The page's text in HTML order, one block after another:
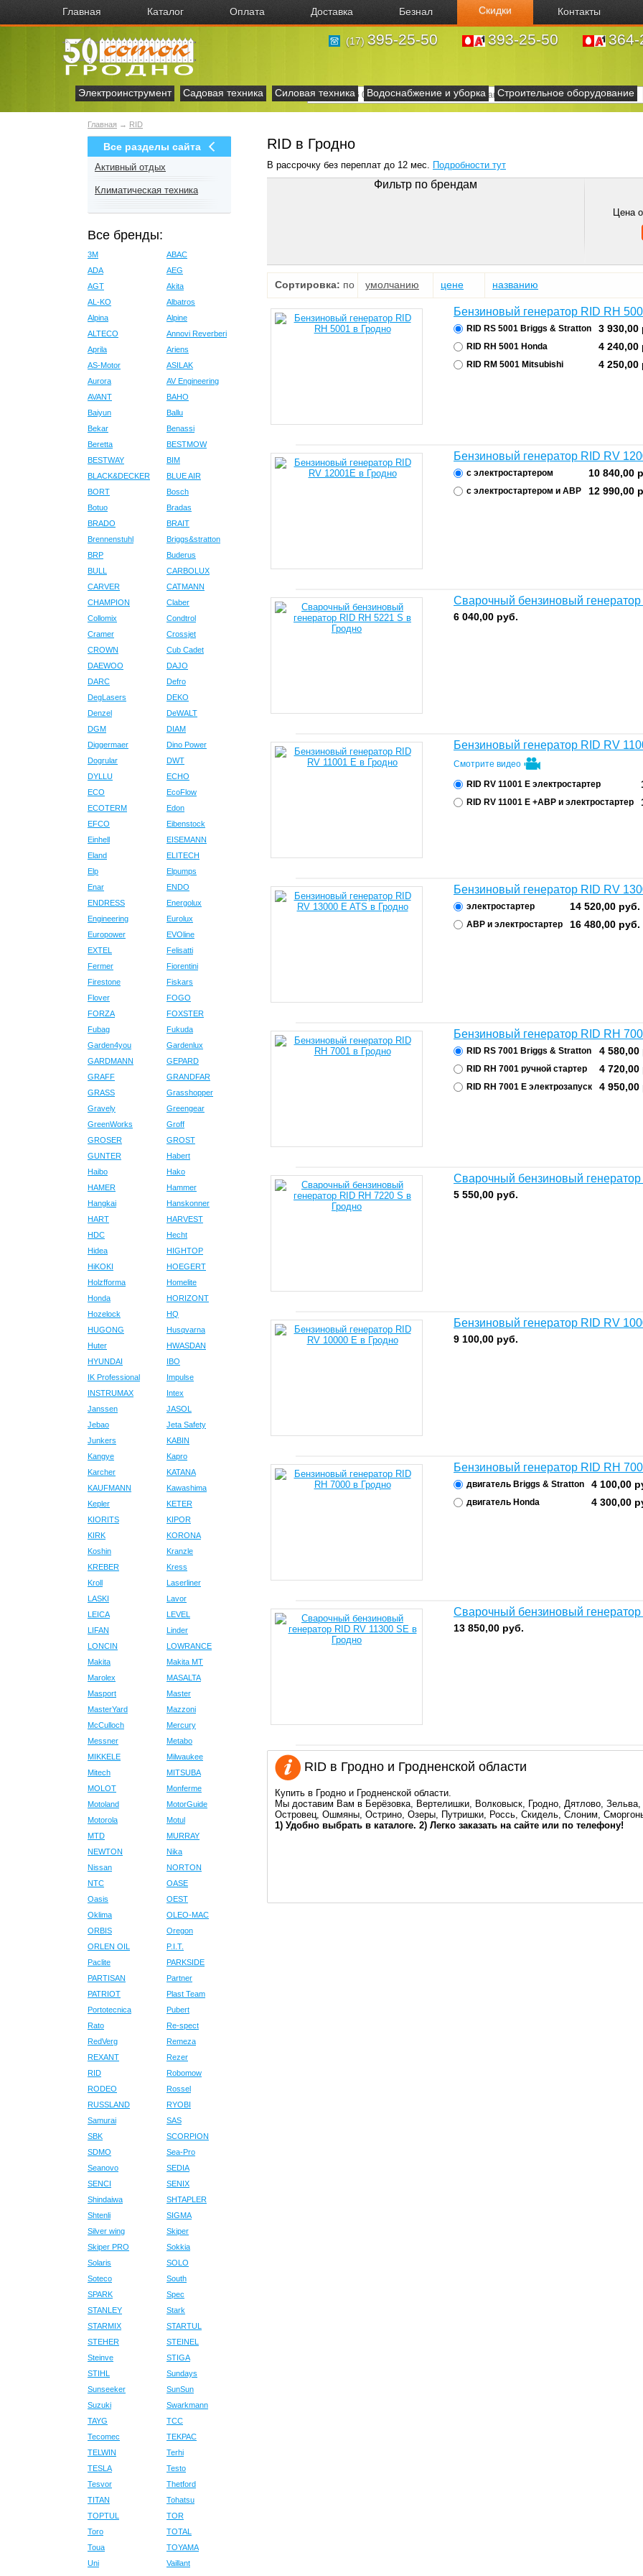
Главная Каталог Оплата Доставка Безнал Скидки Контакты
(17) 395-25-50 393-25-50 364-
Электроинструмент Садовая техника Силовая техника Водоснабжение и уборка Строительное оборудование
Главная → RID
Все разделы сайта
Активный отдых
Климатическая техника
Все бренды:
3M
ABAC
ADA
AEG
AGT
Akita
AL-KO
Albatros
Alpina
Alpine
ALTECO
Annovi Reverberi
Aprila
Ariens
AS-Motor
ASILAK
Aurora
AV Engineering
AVANT
BAHO
Baiyun
Ballu
Bekar
Benassi
Beretta
BESTMOW
BESTWAY
BIM
BLACK&DECKER
BLUE AIR
BORT
Bosch
Botuo
Bradas
BRADO
BRAIT
Brennenstuhl
Briggs&stratton
BRP
Buderus
BULL
CARBOLUX
CARVER
CATMANN
CHAMPION
Claber
Collomix
Condtrol
Cramer
Crossjet
CROWN
Cub Cadet
DAEWOO
DAJO
DARC
Defro
DegLasers
DEKO
Denzel
DeWALT
DGM
DIAM
Diggermaer
Dino Power
Dogrular
DWT
DYLLU
ECHO
ECO
EcoFlow
ECOTERM
Edon
EFCO
Eibenstock
Einhell
EISEMANN
Eland
ELITECH
Elp
Elpumps
Enar
ENDO
ENDRESS
Energolux
Engineering
Eurolux
Europower
EVOline
EXTEL
Felisatti
Fermer
Fiorentini
Firestone
Fiskars
Flover
FOGO
FORZA
FOXSTER
Fubag
Fukuda
Garden4you
Gardenlux
GARDMANN
GEPARD
GRAFF
GRANDFAR
GRASS
Grasshopper
Gravely
Greengear
GreenWorks
Groff
GROSER
GROST
GUNTER
Habert
Haibo
Hako
HAMER
Hammer
Hangkai
Hanskonner
HART
HARVEST
HDC
Hecht
Hidea
HIGHTOP
HiKOKI
HOEGERT
Holzfforma
Homelite
Honda
HORIZONT
Hozelock
HQ
HUGONG
Husqvarna
Huter
HWASDAN
HYUNDAI
IBO
IK Professional
Impulse
INSTRUMAX
Intex
Janssen
JASOL
Jebao
Jeta Safety
Junkers
KABIN
Kangye
Kapro
Karcher
KATANA
KAUFMANN
Kawashima
Kepler
KETER
KIORITS
KIPOR
KIRK
KORONA
Koshin
Kranzle
KREBER
Kress
Kroll
Laserliner
LASKI
Lavor
LEICA
LEVEL
LIFAN
Linder
LONCIN
LOWRANCE
Makita
Makita MT
Marolex
MASALTA
Masport
Master
MasterYard
Mazzoni
McCulloch
Mercury
Messner
Metabo
MIKKELE
Milwaukee
Mitech
MITSUBA
MOLOT
Monferme
Motoland
MotorGuide
Motorola
Motul
MTD
MURRAY
NEWTON
Nika
Nissan
NORTON
NTC
OASE
Oasis
OEST
Oklima
OLEO-MAC
ORBIS
Oregon
ORLEN OIL
P.I.T.
Paclite
PARKSIDE
PARTISAN
Partner
PATRIOT
Plast Team
Portotecnica
Pubert
Rato
Re-spect
RedVerg
Remeza
REXANT
Rezer
RID
Robomow
RODEO
Rossel
RUSSLAND
RYOBI
Samurai
SAS
SBK
SCORPION
SDMO
Sea-Pro
Seanovo
SEDIA
SENCI
SENIX
Shindaiwa
SHTAPLER
Shtenli
SIGMA
Silver wing
Skiper
Skiper PRO
Sokkia
Solaris
SOLO
Soteco
South
SPARK
Spec
STANLEY
Stark
STARMIX
STARTUL
STEHER
STEINEL
Steinve
STIGA
STIHL
Sundays
Sunseeker
SunSun
Suzuki
Swarkmann
TAYG
TCC
Tecomec
TEKPAC
TELWIN
Terhi
TESLA
Testo
Tesvor
Thetford
TITAN
Tohatsu
TOPTUL
TOR
Toro
TOTAL
Toua
TOYAMA
Uni
Vaillant
RID в Гродно
В рассрочку без переплат до 12 мес. Подробности тут
Фильтр по брендам
Цена
Сортировка: по умолчанию цене названию
Бензиновый генератор RID RH
RID RS 5001 Briggs & Stratton 3 930,00
RID RH 5001 Honda 4 240,00
RID RМ 5001 Mitsubishi 4 250,00
Бензиновый генератор RID RV
с электростартером 10 840,00
с электростартером и АВР 12 990,00
Сварочный бензиновый
6 040,00 руб.
Бензиновый генератор RID RV
Смотрите видео
RID RV 11001 E электростартер
RID RV 11001 E +АВР и электростартер
Бензиновый генератор RID RV
электростартер 14 520,00 руб.
АВР и электростартер 16 480,00 руб.
Бензиновый генератор RID RH
RID RS 7001 Briggs & Stratton 4 580,00
RID RH 7001 ручной стартер 4 720,00
RID RH 7001 E электрозапуск 4 950,00
Сварочный бензиновый
5 550,00 руб.
Бензиновый генератор RID RV
9 100,00 руб.
Бензиновый генератор RID RH
двигатель Briggs & Stratton 4 100,00
двигатель Honda 4 300,00
Сварочный бензиновый
13 850,00 руб.
RID в Гродно и Гродненской области
Купить в Гродно и Гродненской области.
Мы доставим Вам в Берёзовка, Вертелишки, Волковыск, Гродно, Дятлово,
Островец, Ошмяны, Острино, Озеры, Путришки, Россь, Скидель, Слоним,
1) Удобно выбрать в каталоге. 2) Легко заказать на сайте или по телефону!